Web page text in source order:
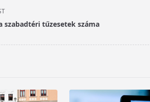
szabadtéri tűzesetek száma